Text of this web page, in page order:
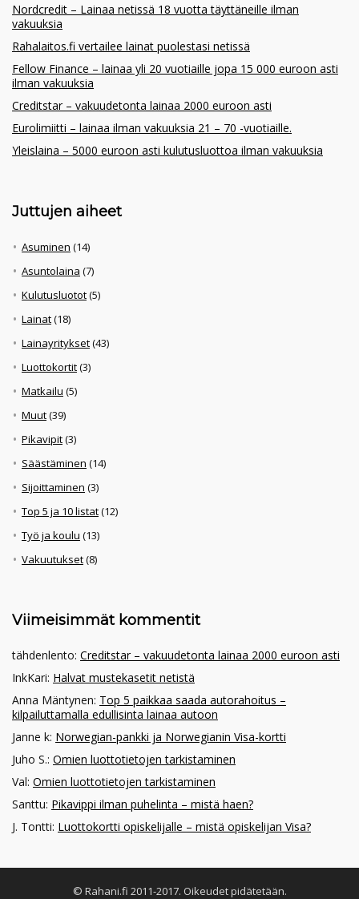
Nordcredit – Lainaa netissä 18 vuotta täyttäneille ilman
vakuuksia
Rahalaitos.fi vertailee lainat puolestasi netissä
Fellow Finance – lainaa yli 20 vuotiaille jopa 15 000 euroon asti
ilman vakuuksia
Creditstar – vakuudetonta lainaa 2000 euroon asti
Eurolimiitti – lainaa ilman vakuuksia 21 – 70 -vuotiaille.
Yleislaina – 5000 euroon asti kulutusluottoa ilman vakuuksia
Juttujen aiheet
Asuminen (14)
Asuntolaina (7)
Kulutusluotot(5)
Lainat(18)
Lainayritykset(43)
Luottokortit(3)
Matkailu (5)
Muut(39)
Pikavipit(3)
Säästäminen (14)
Sijoittaminen (3)
Top 5 ja 10 listat(12)
Työ ja koulu (13)
Vakuutukset(8)
Viimeisimmät kommentit
tähdenlento: Creditstar – vakuudetonta lainaa 2000 euroon asti
InkKari: Halvat mustekasetit netistä
Anna Mäntynen: Top 5 paikkaa saada autorahoitus –
kilpailuttamalla edullisinta lainaa autoon
Janne k: Norwegian-pankki ja Norwegianin Visa-kortti
Juho S.: Omien luottotietojen tarkistaminen
Val: Omien luottotietojen tarkistaminen
Santtu: Pikavippi ilman puhelinta – mistä haen?
J. Tontti: Luottokortti opiskelijalle – mistä opiskelijan Visa?
© Rahani.fi 2011-2017. Oikeudet pidätetään.